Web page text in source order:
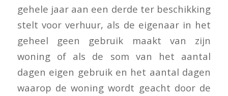
gehele jaar aan een derde ter beschikking
stelt voor verhuur, als de eigenaar in het
geheel geen gebruik maakt van zijn
woning of als de som van het aantal
dagen eigen gebruik en het aantal dagen
waarop de woning wordt geacht door de